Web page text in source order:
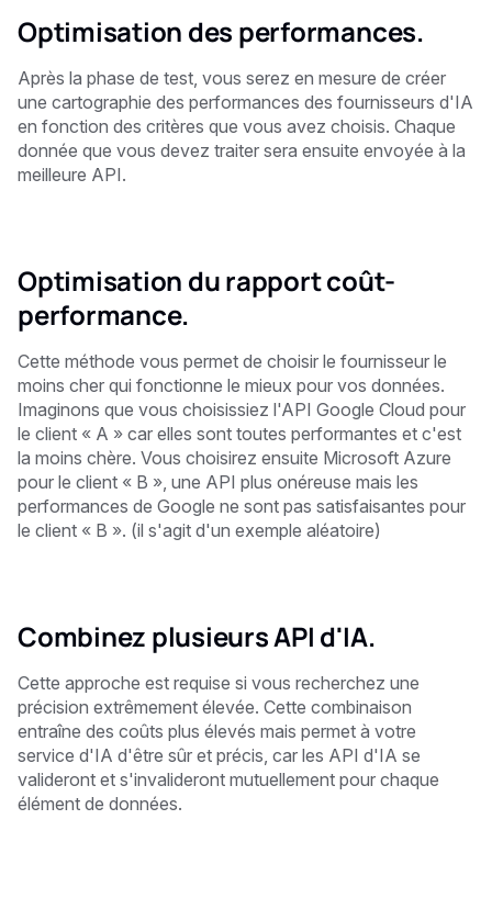
Optimisation des performances.
Après la phase de test, vous serez en mesure de créer
une cartographie des performances des fournisseurs d'IA
en fonction des critères que vous avez choisis. Chaque
donnée que vous devez traiter sera ensuite envoyée à la
meilleure API.
Optimisation du rapport coût-
performance.
Cette méthode vous permet de choisir le fournisseur le
moins cher qui fonctionne le mieux pour vos données.
Imaginons que vous choisissiez l'API Google Cloud pour
le client « A » car elles sont toutes performantes et c'est
la moins chère. Vous choisirez ensuite Microsoft Azure
pour le client « B », une API plus onéreuse mais les
performances de Google ne sont pas satisfaisantes pour
le client « B ». (il s'agit d'un exemple aléatoire)
Combinez plusieurs API d'IA.
Cette approche est requise si vous recherchez une
précision extrêmement élevée. Cette combinaison
entraîne des coûts plus élevés mais permet à votre
service d'IA d'être sûr et précis, car les API d'IA se
valideront et s'invalideront mutuellement pour chaque
élément de données.